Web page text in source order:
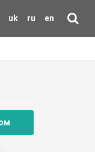
uk ru en